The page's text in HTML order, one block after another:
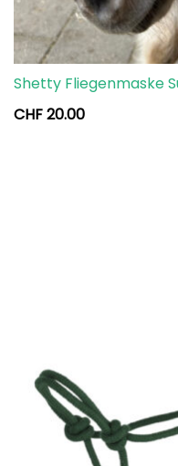
Shetty Fliegenmaske
CHF20.00